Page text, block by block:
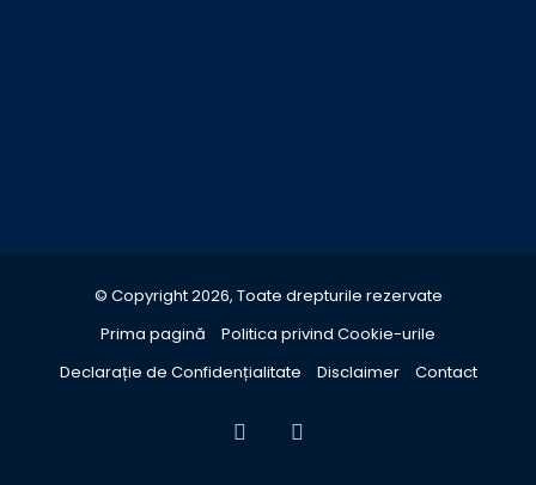
© Copyright 2026, Toate drepturile rezervate
Prima pagină
Politica privind Cookie-urile
Declarație de Confidențialitate
Disclaimer Contact
Facebook